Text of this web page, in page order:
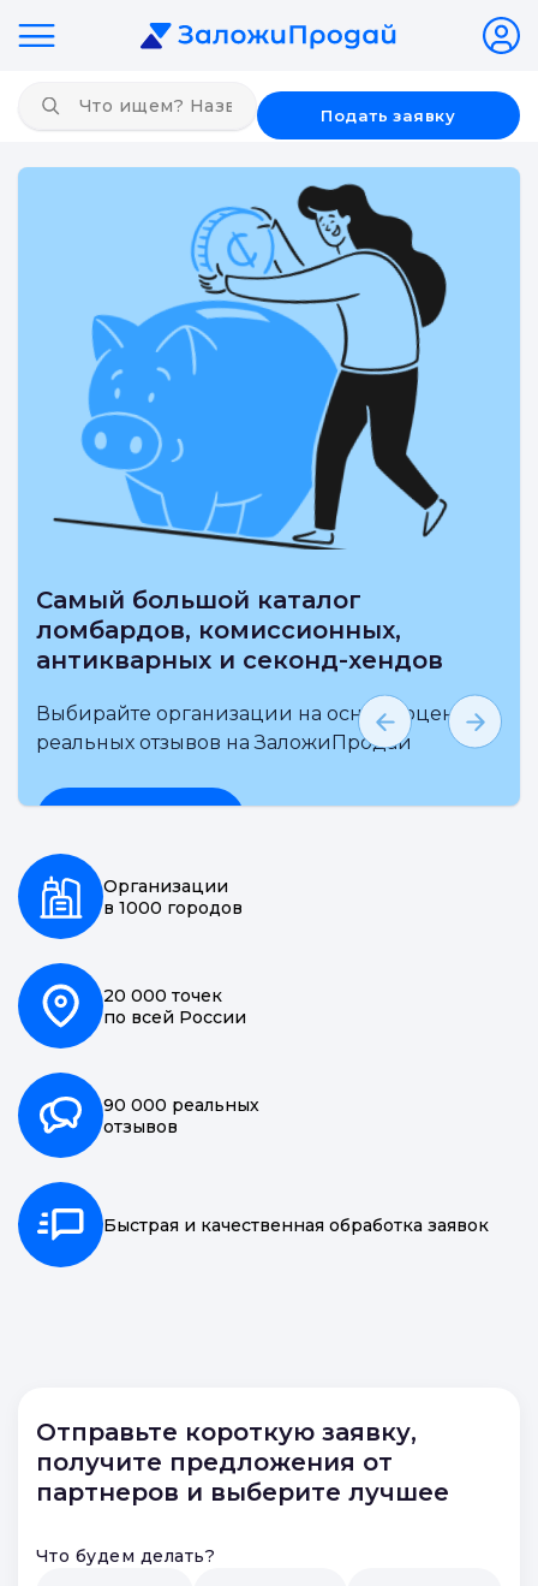
Подать заявку
Самый большой каталог
ломбардов, комиссионных,
антикварных и секонд-хендов
Выбирайте организации на основе оценки и
реальных отзывов на ЗаложиПродай
Организации
в 1000 городов
20 000 точек
по всей России
90 000 реальных
отзывов
Быстрая и качественная обработка заявок
Отправьте короткую заявку,
получите предложения от
партнеров и выберите лучшее
Что будем делать?